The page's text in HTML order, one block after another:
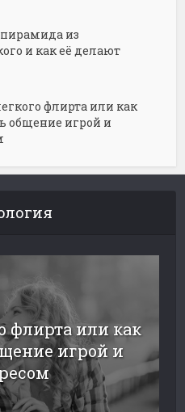
пирамида из
и как её делают
флирта или как
общение игрой и
флирта или как
игрой и